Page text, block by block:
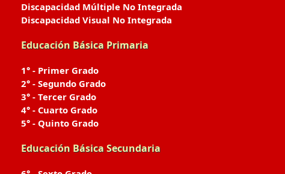
Discapacidad Múltiple No Integrada
Discapacidad Visual No Integrada
Educación Básica Primaria
1° - Primer Grado
2° - Segundo Grado
3° - Tercer Grado
4° - Cuarto Grado
5° - Quinto Grado
Educación Básica Secundaria